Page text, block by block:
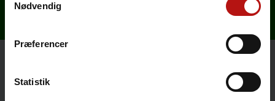
Nødvendig
Præferencer
Statistik
Kontakt